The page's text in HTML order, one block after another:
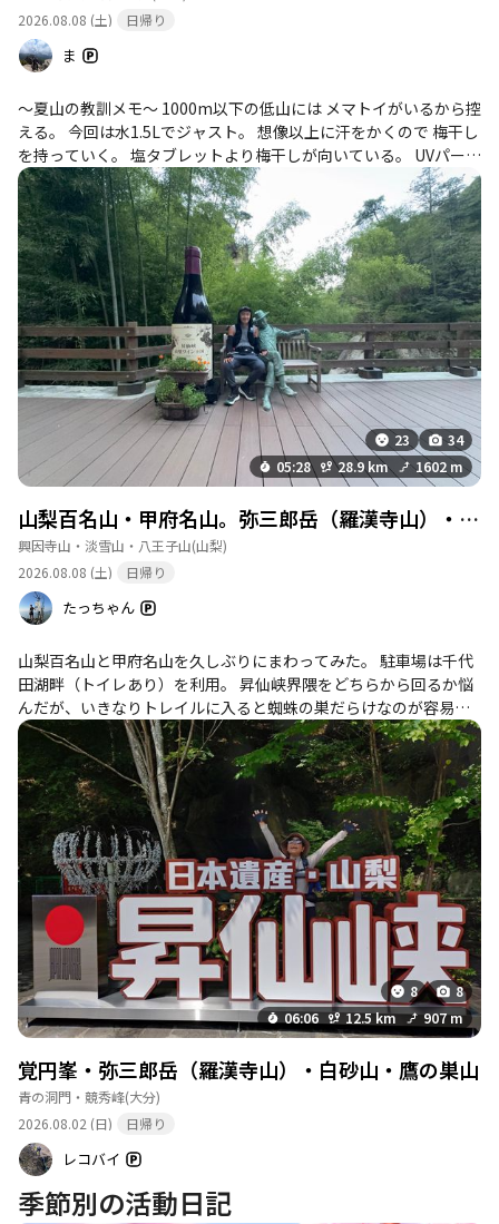
2026.08.08 (土)
日帰り
ま
〜夏山の教訓メモ〜 1000m以下の低山には メマトイがいるから控
える。 今回は水1.5Lでジャスト。 想像以上に汗をかくので 梅干し
を持っていく。 塩タブレットより梅干しが向いている。 UVパーカ
ーは意外と使わない。 アームカバーをしていたとしても 日焼け止
めは塗るようにする。 手ぬぐいは2枚あると安心。 詣でる用に5円
玉を貯めておく。 100円用財布の中に入れる。
23
34
05:28
28.9 km 1602 m
山梨百名山・甲府名山。弥三郎岳（羅漢寺山）・白砂山・鷹の巣山・小松山・天狗山・片山
興因寺山・淡雪山・八王子山(山梨)
2026.08.08 (土)
日帰り
たっちゃん
山梨百名山と甲府名山を久しぶりにまわってみた。 駐車場は千代
田湖畔（トイレあり）を利用。 昇仙峡界隈をどちらから回るか悩
んだが、いきなりトレイルに入ると蜘蛛の巣だらけなのが容易に
想像できたのと、ロープウェイ駅周辺に観光客が来る前に通過し
たかったので、この周り方とした。 結果としては誰かに蜘蛛の巣
を除去してもらおう作戦は失敗に終わった、、。 観光客どころか
登山者にも会わなかったので、いつも通り棒をフリフリしながら
の山行となってしまった。
8
8
06:06
12.5 km 907 m
覚円峯・弥三郎岳（羅漢寺山）・白砂山・鷹の巣山
青の洞門・競秀峰(大分)
2026.08.02 (日)
日帰り
レコバイ
季節別の活動日記